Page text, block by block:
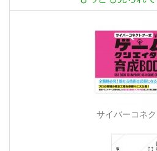
サイバーコネ